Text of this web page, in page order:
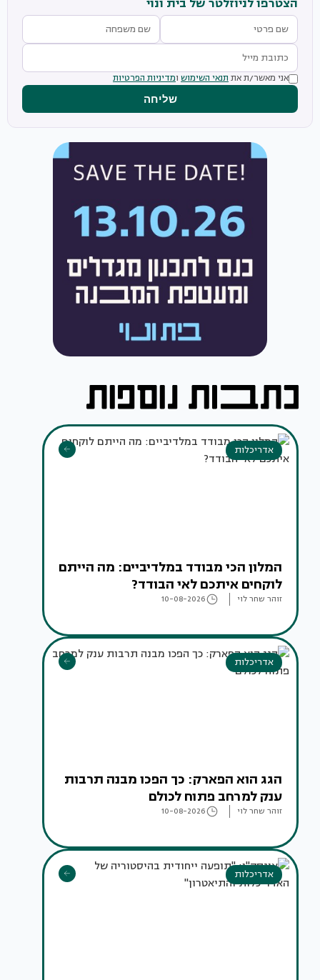
הצטרפו לניוזלטר של בית ונוי
אני מאשר/ת את תנאי השימוש ומדיניות הפרטיות
שליחה
אדריכלות
המלון הכי מבודד במלדיביים: מה הייתם
לוקחים איתכם לאי הבודד?
זוהר שחר לוי 10-08-2026
אדריכלות
הגג הוא הפארק: כך הפכו מבנה תרבות
ענק למרחב פתוח לכולם
זוהר שחר לוי 10-08-2026
אדריכלות